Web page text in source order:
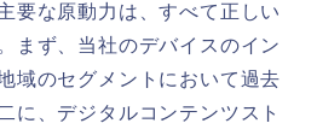
要な原動力は、すべて正しい
まず、当社のデバイスのイン
域のセグメントにおいて過去
に、デジタルコンテンツスト